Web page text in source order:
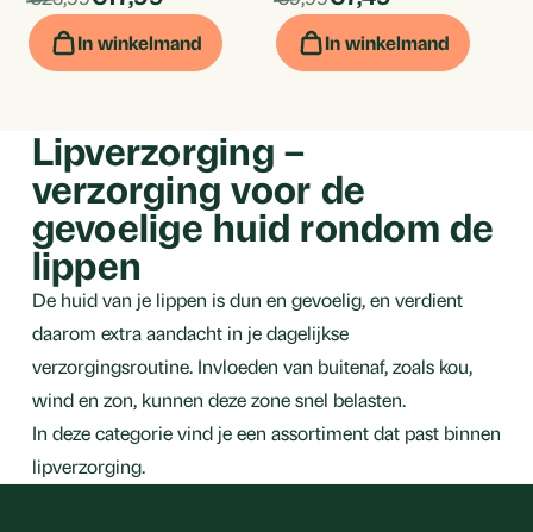
stuk
In winkelmand
stuk
In winkelmand
Lipverzorging –
verzorging voor de
gevoelige huid rondom de
lippen
De huid van je lippen is dun en gevoelig, en verdient
daarom extra aandacht in je dagelijkse
verzorgingsroutine. Invloeden van buitenaf, zoals kou,
wind en zon, kunnen deze zone snel belasten.
In deze categorie vind je een assortiment dat past binnen
lipverzorging.